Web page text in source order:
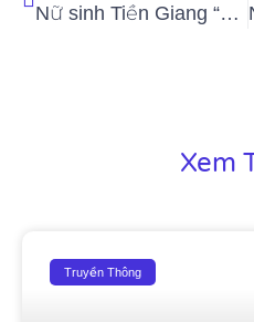
Nữ sinh Tiền Giang “gây bão tranh cãi” vì quá xinh đẹp, được dự đoán làm hoa hậu
Xem
Truyền Thông